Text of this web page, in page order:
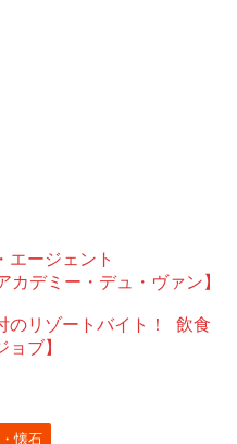
エージェント
カデミー・デュ・ヴァン】
リゾートバイト！
飲食
ブ】
懐石